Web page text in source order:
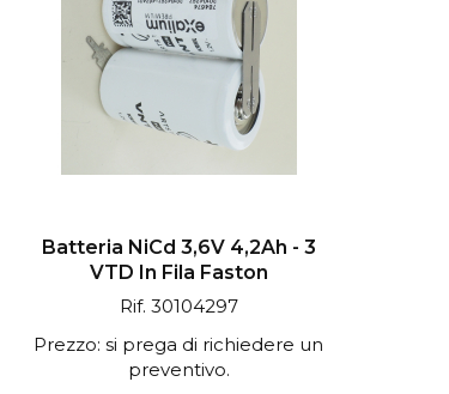
Batteria NiCd 3,6V 4,2Ah - 3
VTD In Fila Faston
Rif. 30104297
Prezzo: si prega di richiedere un
preventivo.